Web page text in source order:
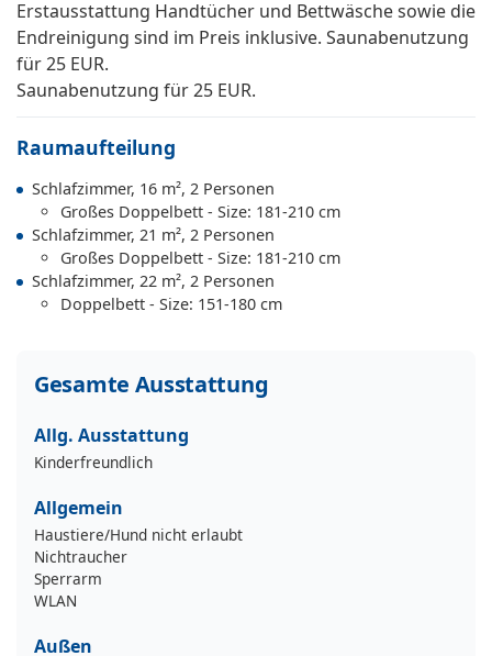
Erstausstattung Handtücher und Bettwäsche sowie die
Endreinigung sind im Preis inklusive. Saunabenutzung
für 25 EUR.
Saunabenutzung für 25 EUR.
Raumaufteilung
Schlafzimmer, 16 m², 2 Personen
Großes Doppelbett - Size: 181-210 cm
Schlafzimmer, 21 m², 2 Personen
Großes Doppelbett - Size: 181-210 cm
Schlafzimmer, 22 m², 2 Personen
Doppelbett - Size: 151-180 cm
Gesamte Ausstattung
Allg. Ausstattung
Kinderfreundlich
Allgemein
Haustiere/Hund nicht erlaubt
Nichtraucher
Sperrarm
WLAN
Außen